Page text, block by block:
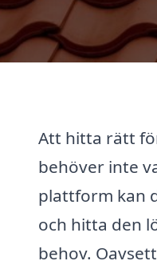
Att hitta rätt
behöver inte
plattform kan
och hitta den
behov.